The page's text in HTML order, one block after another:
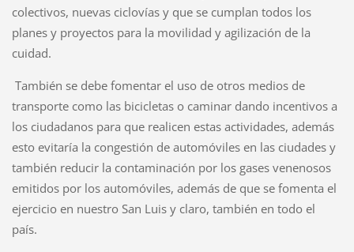
colectivos, nuevas ciclovías y que se cumplan todos los
planes y proyectos para la movilidad y agilización de la
cuidad.
También se debe fomentar el uso de otros medios de
transporte como las bicicletas o caminar dando incentivos a
los ciudadanos para que realicen estas actividades, además
esto evitaría la congestión de automóviles en las ciudades y
también reducir la contaminación por los gases venenosos
emitidos por los automóviles, además de que se fomenta el
ejercicio en nuestro San Luis y claro, también en todo el
país.